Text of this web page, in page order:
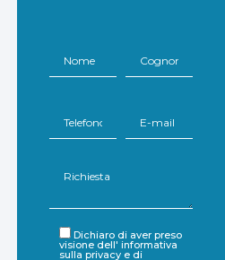
Dichiaro di aver preso
visione dell'informativa
sulla privacy e di